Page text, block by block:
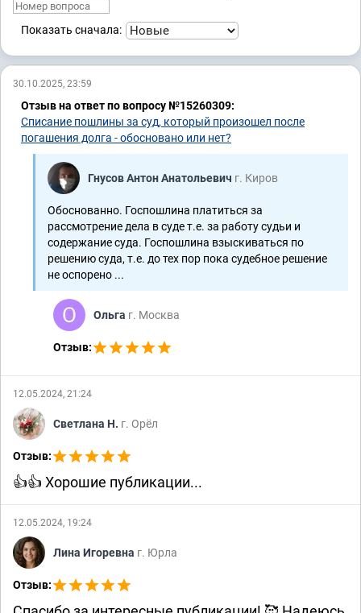
Показать сначала:
30.10.2025, 23:59
Отзыв на ответ по вопросу №15260309:
Списание пошлины за суд, который произошел после
погашения долга - обосновано или нет?
Гнусов Антон Анатольевич г. Киров
Обоснованно. Госпошлина платиться за
рассмотрение дела в суде т.е. за работу судьи и
содержание суда. Госпошлина взыскиваться по
решению суда, т.е. до тех пор пока судебное решение
не оспорено ...
Ольга г. Москва
Отзыв:
12.05.2024, 21:24
Светлана Н. г. Орёл
Отзыв:
👍👍 Хорошие публикации...
12.05.2024, 19:24
Лина Игоревна г. Юрла
Отзыв: